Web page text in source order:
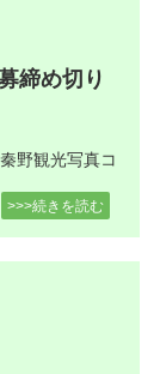
締め切り
野観光写真コ
>>>続きを読む